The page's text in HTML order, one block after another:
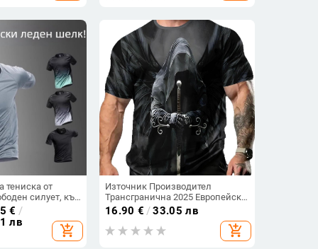
тениска от
силует, къс
€ /
лв
add_shopping_cart
Източник Производител
Трансгранична 2025 Европейска
и американска нова 3D
дигитален печат Ретро
бързосъхнеща тениска
16.90 € /33.05 лв
add_shopping_cart